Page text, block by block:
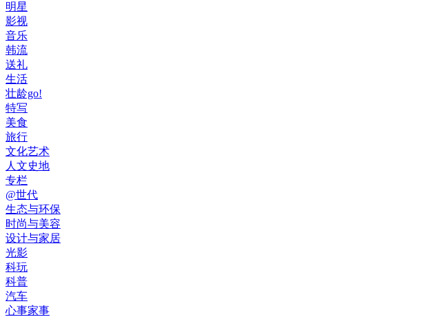
明星
影视
音乐
韩流
送礼
生活
壮龄go!
特写
美食
旅行
文化艺术
人文史地
专栏
@世代
生态与环保
时尚与美容
设计与家居
光影
科玩
科普
汽车
心事家事